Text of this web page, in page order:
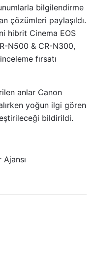
bilgilendirme
çözümleri paylaşıldı.
hibrit Cinema EOS
N500 & CR-N300,
fırsatı
anlar Canon
yoğun ilgi gören
bildirildi.